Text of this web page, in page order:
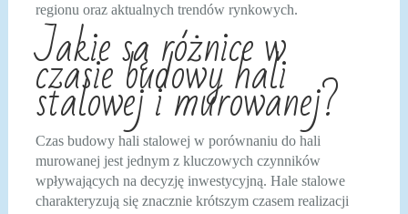
regionu oraz aktualnych trendów rynkowych.
Jakie są różnice w
czasie budowy hali
stalowej i murowanej?
Czas budowy hali stalowej w porównaniu do hali
murowanej jest jednym z kluczowych czynników
wpływających na decyzję inwestycyjną. Hale stalowe
charakteryzują się znacznie krótszym czasem realizacji